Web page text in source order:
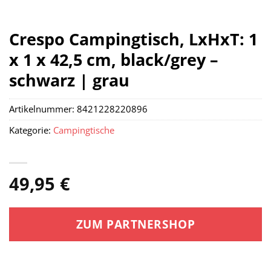
Crespo Campingtisch, LxHxT: 1
x 1 x 42,5 cm, black/grey –
schwarz | grau
49,95 €
ZUM PARTNERSHOP
Artikelnummer: 8421228220896
Kategorie: Campingtische